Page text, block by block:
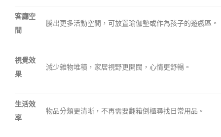
客廳空
間
騰出更多活動空間，可放置瑜伽墊或作為孩子的遊戲區。
視覺效
果
減少雜物堆積，家居視野更開闊，心情更舒暢。
生活效
率
物品分類更清晰，不再需要翻箱倒櫃尋找日常用品。